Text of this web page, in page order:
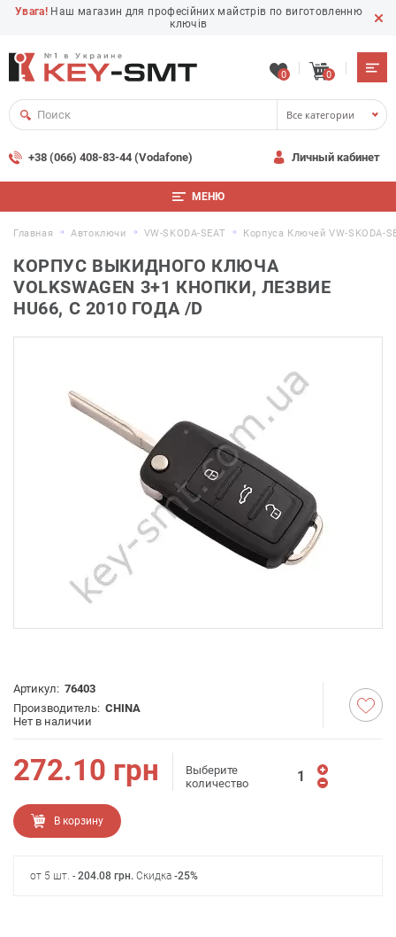
Увага! Наш магазин для професійних майстрів по виготовленню
ключів
0 0
Все категории
+38 (066) 408-83-44 (Vodafone) Личный кабинет
МЕНЮ
Главная Автоключи VW-SKODA-SEAT Корпуса Ключей VW-SKODA-
КОРПУС ВЫКИДНОГО КЛЮЧА
VOLKSWAGEN 3+1 КНОПКИ, ЛЕЗВИЕ
HU66, С 2010 ГОДА /D
Артикул: 76403
Производитель: CHINA
Нет в наличии
272.10 грн
Выберите
количество
В корзину
от 5 шт. - 204.08 грн. Скидка -25%